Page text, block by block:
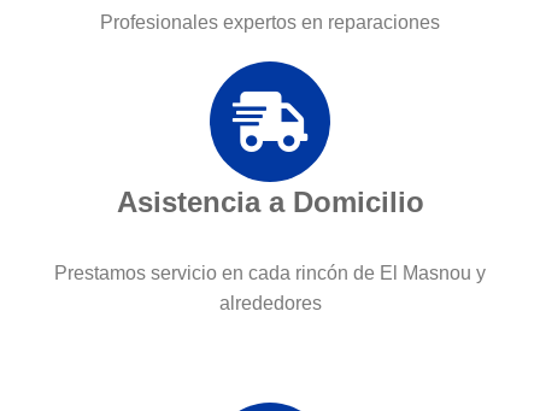
Profesionales expertos en reparaciones
Asistencia a Domicilio
Prestamos servicio en cada rincón de El Masnou y
alrededores